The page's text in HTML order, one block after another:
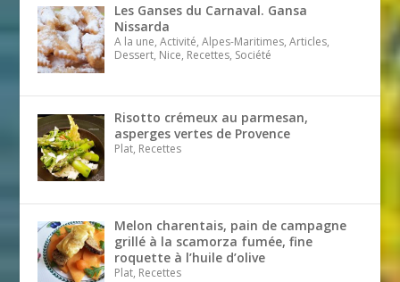
Les Ganses du Carnaval. Gansa
Nissarda
A la une, Activité, Alpes-Maritimes, Articles,
Dessert, Nice, Recettes, Société
Risotto crémeux au parmesan,
asperges vertes de Provence
Plat, Recettes
Melon charentais, pain de campagne
grillé à la scamorza fumée, fine
roquette à l’huile d’olive
Plat, Recettes